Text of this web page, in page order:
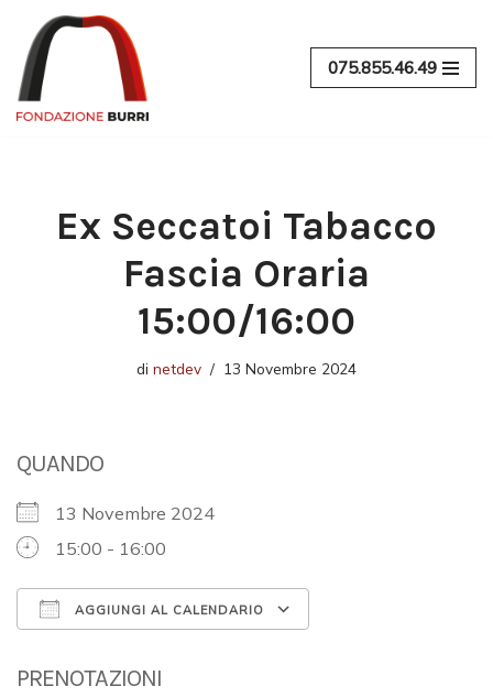
Vai
al
contenuto
075.855.46.49
Ex Seccatoi Tabacco
Fascia Oraria
15:00/16:00
di netdev 13 Novembre 2024
QUANDO
13 Novembre 2024
15:00 - 16:00
AGGIUNGI AL CALENDARIO
PRENOTAZIONI